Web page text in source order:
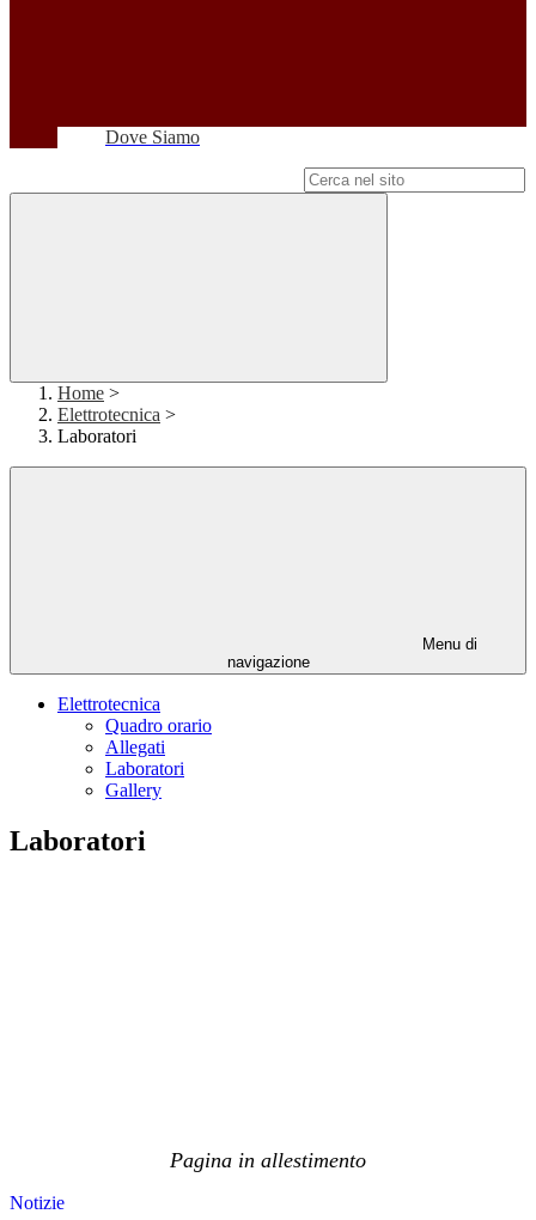
Dove Siamo
Home >
Elettrotecnica >
Laboratori
Menu di
navigazione
Elettrotecnica
Quadro orario
Allegati
Laboratori
Gallery
Laboratori
Pagina in allestimento
Notizie